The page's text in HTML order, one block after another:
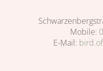
Mobile:
E-Mail: